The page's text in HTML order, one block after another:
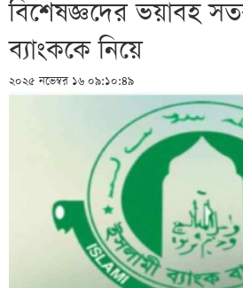
বিশেষজ্ঞদের ভয়াবহ
ব্যাংককে নিয়ে
২০২৫ নভেম্বর ১৬ ০৯:১০:৪৯